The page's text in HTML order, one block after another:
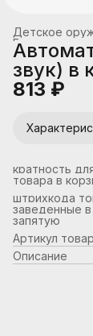
Детское
Главная
звук) в
813 ₽
кратность
товара в
штрихкода
заведенные в
запятую
Артикул
Описание